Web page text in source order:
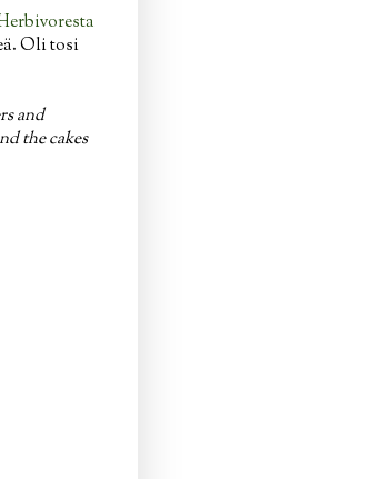
Oli tosi
and
the cakes